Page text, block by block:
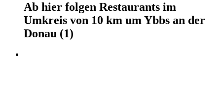
Ab hier folgen Restaurants im
Umkreis von 10 km umYbbs an der
Donau (1)